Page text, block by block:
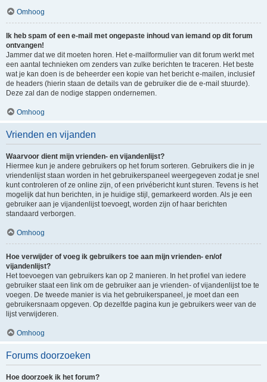
Omhoog
Ik heb spam of een e-mail met ongepaste inhoud van iemand op dit forum
ontvangen!
Jammer dat we dit moeten horen. Het e-mailformulier van dit forum werkt met
een aantal technieken om zenders van zulke berichten te traceren. Het beste
wat je kan doen is de beheerder een kopie van het bericht e-mailen, inclusief
de headers (hierin staan de details van de gebruiker die de e-mail stuurde).
Deze zal dan de nodige stappen ondernemen.
Omhoog
Vrienden en vijanden
Waarvoor dient mijn vrienden- en vijandenlijst?
Hiermee kun je andere gebruikers op het forum sorteren. Gebruikers die in je
vriendenlijst staan worden in het gebruikerspaneel weergegeven zodat je snel
kunt controleren of ze online zijn, of een privébericht kunt sturen. Tevens is het
mogelijk dat hun berichten, in je huidige stijl, gemarkeerd worden. Als je een
gebruiker aan je vijandenlijst toevoegt, worden zijn of haar berichten
standaard verborgen.
Omhoog
Hoe verwijder of voeg ik gebruikers toe aan mijn vrienden- en/of
vijandenlijst?
Het toevoegen van gebruikers kan op 2 manieren. In het profiel van iedere
gebruiker staat een link om de gebruiker aan je vrienden- of vijandenlijst toe te
voegen. De tweede manier is via het gebruikerspaneel, je moet dan een
gebruikersnaam opgeven. Op dezelfde pagina kun je gebruikers weer van de
lijst verwijderen.
Omhoog
Forums doorzoeken
Hoe doorzoek ik het forum?